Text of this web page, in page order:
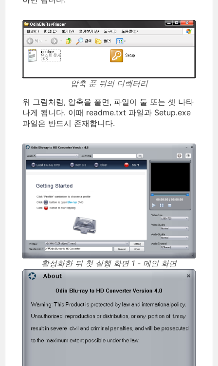
압축 푼 뒤의 디렉터리
위 그림처럼, 압축을 풀면, 파일이 둘 또는 셋 나타
나게 됩니다. 이때 readme.txt 파일과 Setup.exe
파일은 반드시 존재합니다.
활성화한 뒤 첫 실행 화면 1 - 메인 화면